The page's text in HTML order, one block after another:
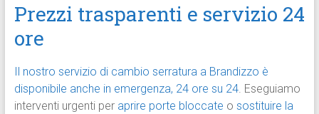
Prezzi trasparenti e servizio 24
ore
Il nostro servizio di cambio serratura a Brandizzo è
disponibile anche in emergenza, 24 ore su 24. Eseguiamo
interventi urgenti per aprire porte bloccate o sostituire la